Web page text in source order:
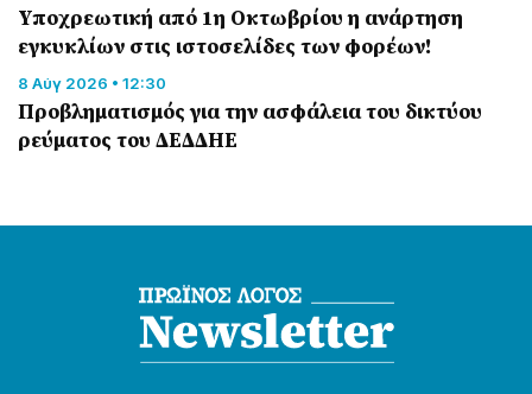
Υποχρεωτική από 1η Οκτωβρίου η ανάρτηση
εγκυκλίων στις ιστοσελίδες των φορέων!
8 Αύγ 2026 • 12:30
Προβληματισμός για την ασφάλεια του δικτύου
ρεύματος του ΔΕΔΔΗΕ